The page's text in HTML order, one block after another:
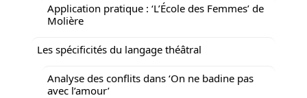
Application pratique : ‘L’École des Femmes’ de
Molière
Les spécificités du langage théâtral
Analyse des conflits dans ‘On ne badine pas
avec l’amour’